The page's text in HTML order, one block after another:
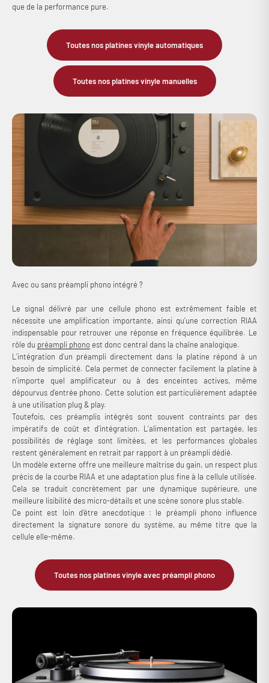
que de la performance pure.
Toutes nos platines vinyle automatiques
Toutes nos platines vinyle manuelles
Avec ou sans préampli phono intégré ?
Le signal délivré par une cellule phono est extrêmement faible et
nécessite une amplification importante, ainsi qu’une correction RIAA
indispensable pour retrouver une réponse en fréquence équilibrée. Le
rôle du préampli phono est donc central dans la chaîne analogique.
L’intégration d’un préampli directement dans la platine répond à un
besoin de simplicité. Cela permet de connecter facilement la platine à
n’importe quel amplificateur ou à des enceintes actives, même
dépourvus d’entrée phono. Cette solution est particulièrement adaptée
à une utilisation plug & play.
Toutefois, ces préamplis intégrés sont souvent contraints par des
impératifs de coût et d’intégration. L’alimentation est partagée, les
possibilités de réglage sont limitées, et les performances globales
restent généralement en retrait par rapport à un préampli dédié.
Un modèle externe offre une meilleure maîtrise du gain, un respect plus
précis de la courbe RIAA et une adaptation plus fine à la cellule utilisée.
Cela se traduit concrètement par une dynamique supérieure, une
meilleure lisibilité des micro-détails et une scène sonore plus stable.
Ce point est loin d’être anecdotique : le préampli phono influence
directement la signature sonore du système, au même titre que la
cellule elle-même.
Toutes nos platines vinyle avec préampli phono